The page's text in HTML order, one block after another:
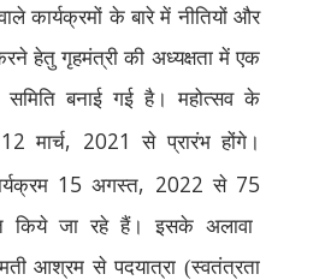
कार्यक्रमों के बारे में नीतियों और
हेतु गृहमंत्री की अध्यक्षता में एक
समिति बनाई गई है। महोत्सव के
12 मार्च, 2021 से प्रारंभ होंगे।
15 अगस्त, 2022 से 75
किये जा रहे हैं। इसके अलावा
आश्रम से पदयात्रा (स्वतंत्रता